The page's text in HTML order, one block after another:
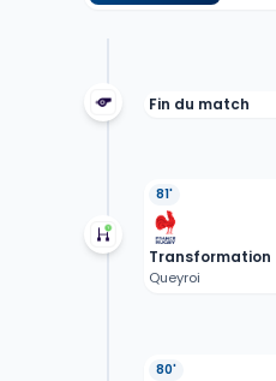
Fin du match
81'
Transformation
Queyroi
80'